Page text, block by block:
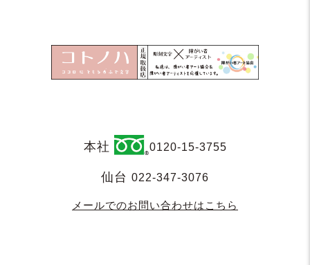
本社 0120-15-3755
仙台 022-347-3076
メールでのお問い合わせはこちら